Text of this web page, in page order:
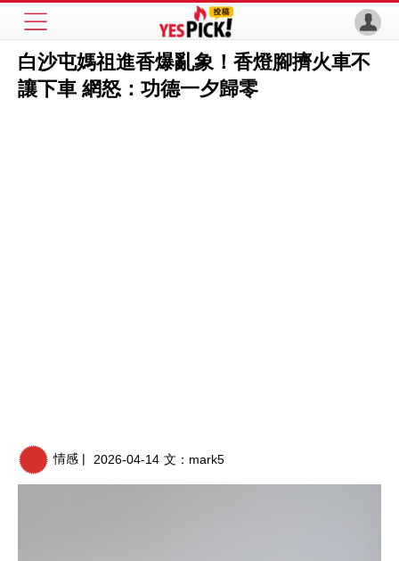
白沙屯媽祖進香爆亂象！香燈腳擠火車不
讓下車 網怒：功德一夕歸零
情感 | 2026-04-14 文： mark5